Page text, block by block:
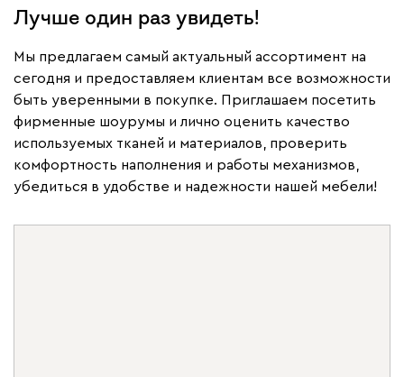
Лови лето
Лучше один раз увидеть!
Мы предлагаем самый актуальный ассортимент на
сегодня и предоставляем клиентам все возможности
быть уверенными в покупке. Приглашаем посетить
фирменные шоурумы и лично оценить качество
используемых тканей и материалов, проверить
комфортность наполнения и работы механизмов,
убедиться в удобстве и надежности нашей мебели!